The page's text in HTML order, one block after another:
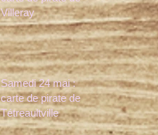
Villeray
Samedi 24 mai :
carte de pirate de
Tétreaultville